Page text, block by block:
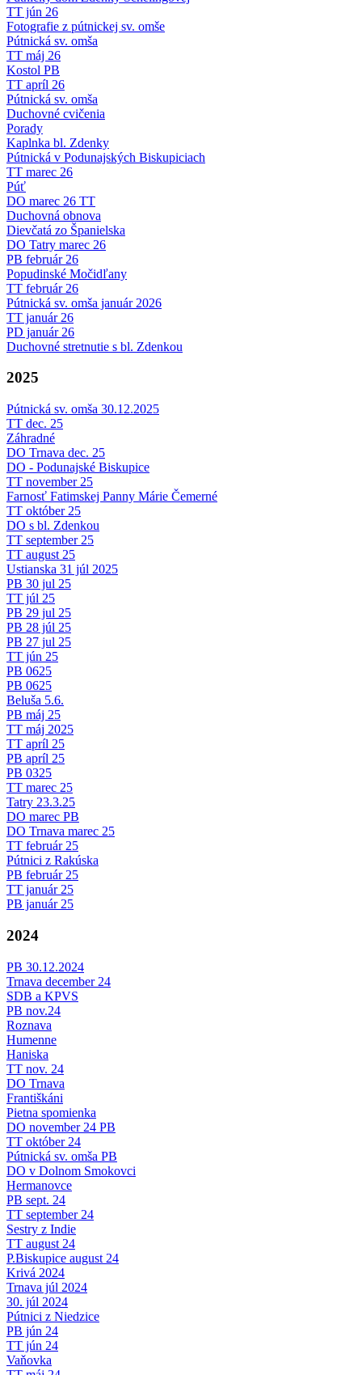
TT jún 26
Fotografie z pútnickej sv. omše
Pútnická sv. omša
TT máj 26
Kostol PB
TT apríl 26
Pútnická sv. omša
Duchovné cvičenia
Porady
Kaplnka bl. Zdenky
Pútnická v Podunajských Biskupiciach
TT marec 26
Púť
DO marec 26 TT
Duchovná obnova
Dievčatá zo Španielska
DO Tatry marec 26
PB február 26
Popudinské Močidľany
TT február 26
Pútnická sv. omša január 2026
TT január 26
PD január 26
Duchovné stretnutie s bl. Zdenkou
2025
Pútnická sv. omša 30.12.2025
TT dec. 25
Záhradné
DO Trnava dec. 25
DO - Podunajské Biskupice
TT november 25
Farnosť Fatimskej Panny Márie Čemerné
TT október 25
DO s bl. Zdenkou
TT september 25
TT august 25
Ustianska 31 júl 2025
PB 30 jul 25
TT júl 25
PB 29 jul 25
PB 28 júl 25
PB 27 jul 25
TT jún 25
PB 0625
PB 0625
Beluša 5.6.
PB máj 25
TT máj 2025
TT apríl 25
PB apríl 25
PB 0325
TT marec 25
Tatry 23.3.25
DO marec PB
DO Trnava marec 25
TT február 25
Pútnici z Rakúska
PB február 25
TT január 25
PB január 25
2024
PB 30.12.2024
Trnava december 24
SDB a KPVS
PB nov.24
Roznava
Humenne
Haniska
TT nov. 24
DO Trnava
Františkáni
Pietna spomienka
DO november 24 PB
TT október 24
Pútnická sv. omša PB
DO v Dolnom Smokovci
Hermanovce
PB sept. 24
TT september 24
Sestry z Indie
TT august 24
P.Biskupice august 24
Krivá 2024
Trnava júl 2024
30. júl 2024
Pútnici z Niedzice
PB jún 24
TT jún 24
Vaňovka